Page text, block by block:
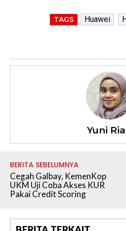
TAGS Huawei
Yuni
BERITA SEBELUMNYA
Cegah Galbay, KemenKop
UKM Uji Coba Akses KUR
Pakai Credit Scoring